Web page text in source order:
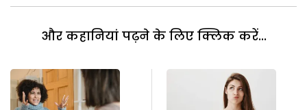
और कहानियां पढ़ने के लिए क्लिक करें...